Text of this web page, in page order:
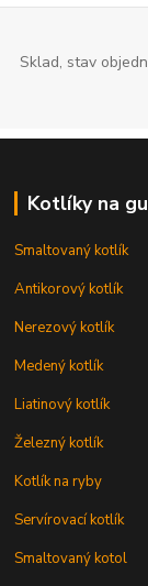
Sklad, stav
Kotlíky na
Smaltovaný kotlík
Antikorový kotlík
Nerezový kotlík
Medený kotlík
Liatinový kotlík
Železný kotlík
Kotlík na ryby
Servírovací kotlík
Smaltovaný kotol